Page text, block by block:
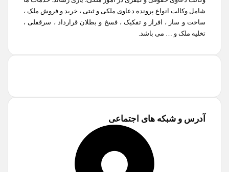
شامل وکالت انواع پرونده دعاوی ملکی و ثبتی ، خرید و فروش ملک ،
ساخت و ساز ، افراز و تفکیک ، فسخ و بطلان قرارداد ، سرقفلی ،
تخلیه ملک و … می باشد.
آدرس و شبکه های اجتماعی